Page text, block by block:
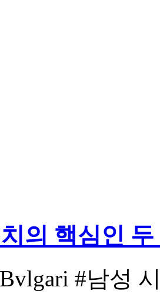
의 핵심인
#남성